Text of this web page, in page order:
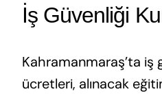
İş Güvenliği
Kahramanmaraş’ta iş
ücretleri, alınacak